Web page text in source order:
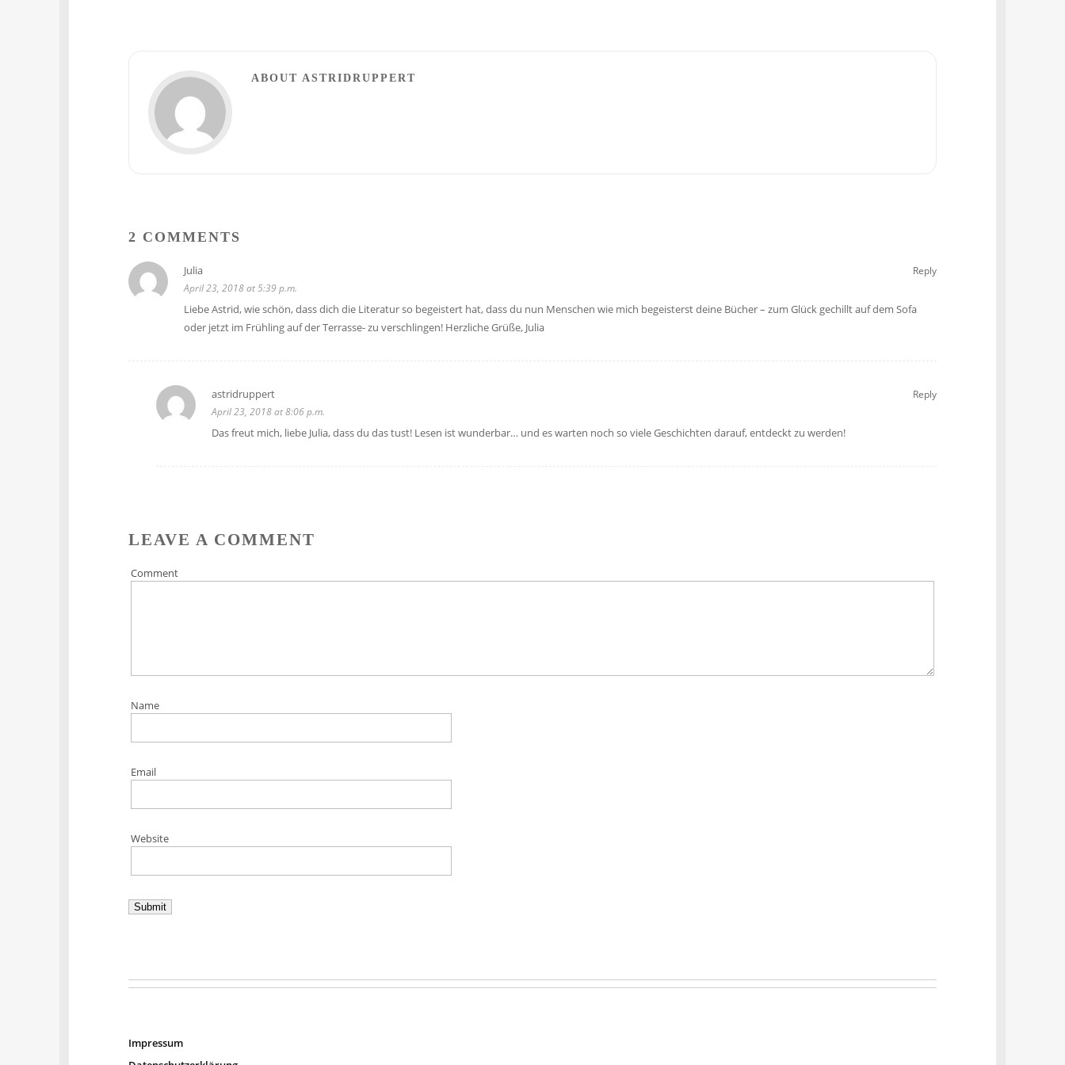
ABOUT ASTRIDRUPPERT
2 COMMENTS
Reply
Julia
April 23, 2018 at 5:39 p.m.
Liebe Astrid, wie schön, dass dich die Literatur so begeistert hat, dass du nun Menschen wie mich begeisterst deine Bücher – zum Glück gechillt auf dem Sofa
oder jetzt im Frühling auf der Terrasse- zu verschlingen! Herzliche Grüße, Julia
Reply
astridruppert
April 23, 2018 at 8:06 p.m.
Das freut mich, liebe Julia, dass du das tust! Lesen ist wunderbar… und es warten noch so viele Geschichten darauf, entdeckt zu werden!
LEAVE A COMMENT
Comment
Name
Email
Website
Impressum